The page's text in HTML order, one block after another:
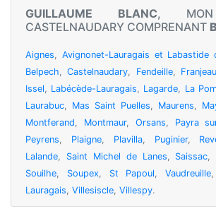
GUILLAUME BLANC, MON
CASTELNAUDARY COMPRENANT
Aignes, Avignonet-Lauragais et Labastide
Belpech,Castelnaudary, Fendeille,
Issel, Labécède-Lauragais, Lagarde, La
Laurabuc, Mas Saint Puelles, Maurens,
Montferand, Montmaur, Orsans, Payra
Peyrens, Plaigne, Plavilla, Puginier,
Lalande, Saint Michel de Lanes, Saissac,
Souilhe, Soupex, St Papoul,Vaudreuille
Lauragais, Villesiscle, Villespy.